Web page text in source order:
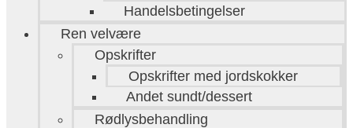
Handelsbetingelser
Ren velvære
Opskrifter
Opskrifter med jordskokker
Andet sundt/dessert
Rødlysbehandling